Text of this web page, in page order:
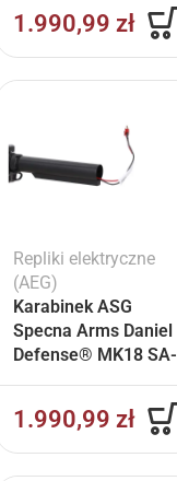
1.990,99 zł
Repliki elektryczne
(AEG)
Karabinek ASG
Specna Arms Daniel
Defense® MK18 SA-
Aster II ETU Chaos
Bronze
1.990,99 zł